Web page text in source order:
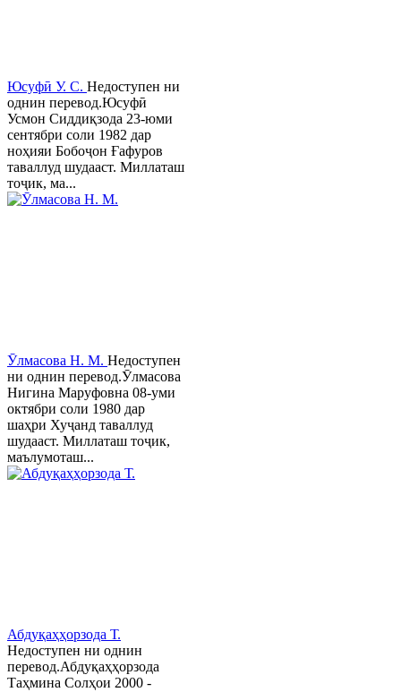
Юсуфӣ У. C. Недоступен ни
однин перевод.Юсуфӣ
Усмон Сиддиқзода 23-юми
сентябри соли 1982 дар
ноҳияи Бобоҷон Ғафуров
таваллуд шудааст. Миллаташ
тоҷик, ма...
Ӯлмасова Н. М. Недоступен
ни однин перевод.Ӯлмасова
Нигина Маруфовна 08-уми
октябри соли 1980 дар
шаҳри Хуҷанд таваллуд
шудааст. Миллаташ тоҷик,
маълумоташ...
Абдуқаҳҳорзода Т.
Недоступен ни однин
перевод.Абдуқаҳҳорзода
Таҳмина Солҳои 2000 -